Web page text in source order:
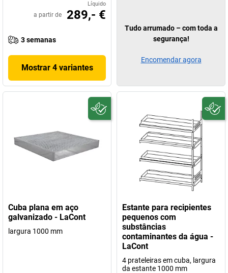
Líquido
a partir de 289,- €
3 semanas
Mostrar 4 variantes
Cuba plana em aço
galvanizado - LaCont
largura 1000 mm
Estante para recipientes
pequenos com
substâncias
contaminantes da água -
LaCont
4 prateleiras em cuba, largura
da estante 1000 mm
Tudo arrumado – com toda a
segurança!
Encomendar agora